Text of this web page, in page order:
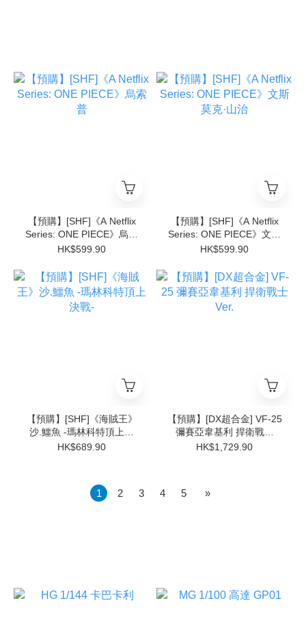
【預購】[SHF]《A Netflix
Series: ONE PIECE》烏索
普
HK$599.90
【預購】[SHF]《A Netflix
Series: ONE PIECE》文斯
莫克·山治
HK$599.90
【預購】[SHF]《海賊王》
沙.鱷魚 -瑪林科特頂上決
戰-
HK$689.90
【預購】[DX超合金] VF-25
彌賽亞韋基利 捍衛戰士
Ver.
HK$1,729.90
1 2 3 4 5 »